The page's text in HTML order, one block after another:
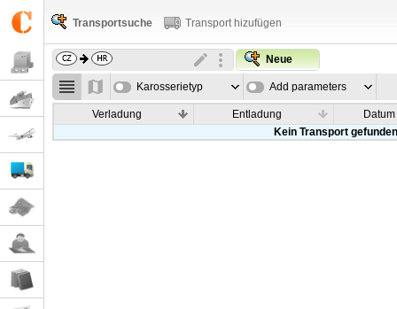
Transportsuche Transport hizufügen
Neue
Karosserietyp Add parameters
Verladung Entladung
Datum
Kein Transport